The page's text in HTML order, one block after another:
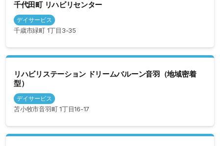
千代田町 リハビリセンター
デイサービス
千歳市緑町 1丁目3-35
リハビリステーション ドリームバルーン音羽（地域密着
型）
デイサービス
苫小牧市音羽町 1丁目16-17